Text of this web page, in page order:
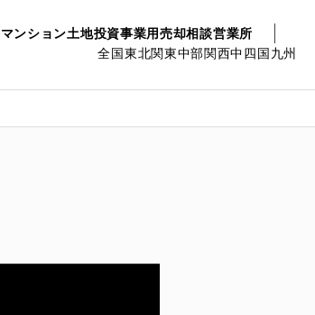
マンション土地投資事業用売却相談営業所
全国東北関東中部関西中四国九州